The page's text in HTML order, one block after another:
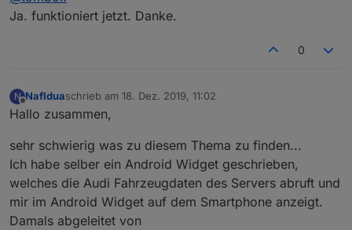
Ja. funktioniert jetzt. Danke.
0
N
Offline
NafIduaschrieb am 18. Dez. 2019, 11:02
zuletzt editiert von
Hallo zusammen,
sehr schwierig was zu diesem Thema zu finden...
Ich habe selber ein Android Widget geschrieben,
welches die Audi Fahrzeugdaten des Servers abruft und
mir im Android Widget auf dem Smartphone anzeigt.
Damals abgeleitet von